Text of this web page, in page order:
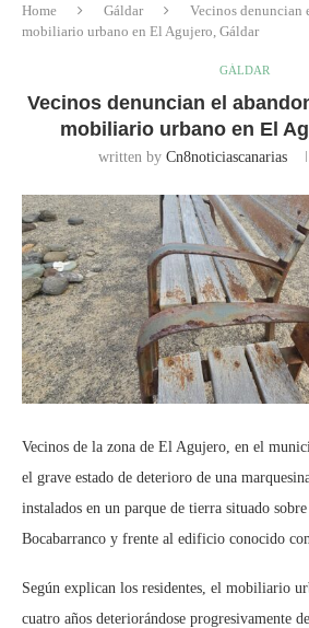
Home Gáldar
Vecinos denuncian
mobiliario urbano en El Agujero, Gáldar
GÁLDAR
Vecinos denuncian el
mobiliario urbano en El
written by Cn8noticiascanarias
Vecinos de la zona de El Agujero, en el
el grave estado de deterioro de una
instalados en un parque de tierra situado
Bocabarranco y frente al edificio conocido
Según explican los residentes, el mobiliario
cuatro años deteriorándose progresivamente